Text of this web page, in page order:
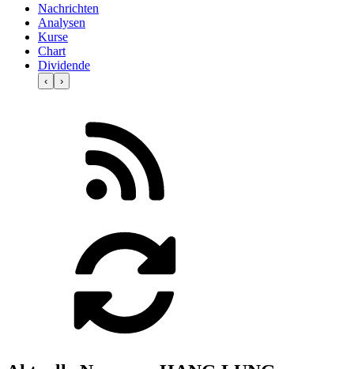
Nachrichten
Analysen
Kurse
Chart
Dividende
‹ ›